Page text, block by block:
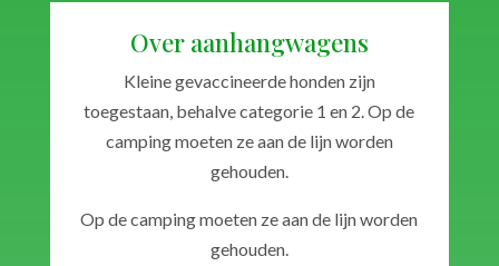
Over aanhangwagens
Kleine gevaccineerde honden zijn
toegestaan, behalve categorie 1 en 2. Op de
camping moeten ze aan de lijn worden
gehouden.
Op de camping moeten ze aan de lijn worden
gehouden.